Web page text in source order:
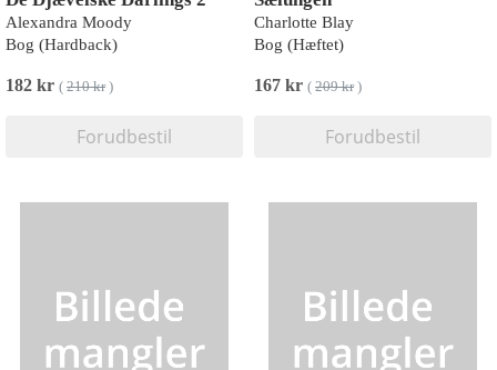
Alexandra Moody
Bog (Hardback)
182 kr ( 210 kr)
Forudbestil
Charlotte Blay
Bog (Hæftet)
167 kr ( 209 kr)
Forudbestil